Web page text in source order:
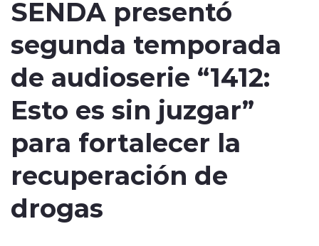
modo claro
SENDA presentó
segunda temporada
de audioserie “1412:
Esto es sin juzgar”
para fortalecer la
recuperación de
drogas